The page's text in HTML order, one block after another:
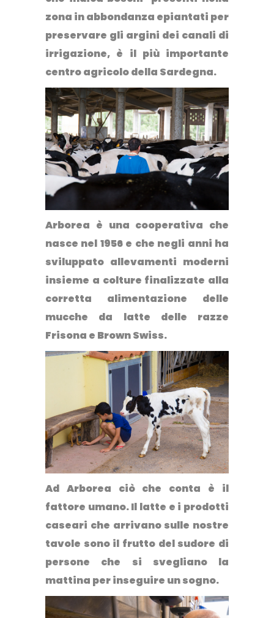
zona in abbondanza epiantati per
preservare gli argini dei canali di
irrigazione, è il più importante
centro agricolo della Sardegna.
Arborea è una cooperativa che
nasce nel 1956 e che negli anni ha
sviluppato allevamenti moderni
insieme a colture finalizzate alla
corretta alimentazione delle
mucche da latte delle razze
Frisona e Brown Swiss.
Ad Arborea ciò che conta è il
fattore umano. Il latte e i prodotti
caseari che arrivano sulle nostre
tavole sono il frutto del sudore di
persone che si svegliano la
mattina per inseguire un sogno.